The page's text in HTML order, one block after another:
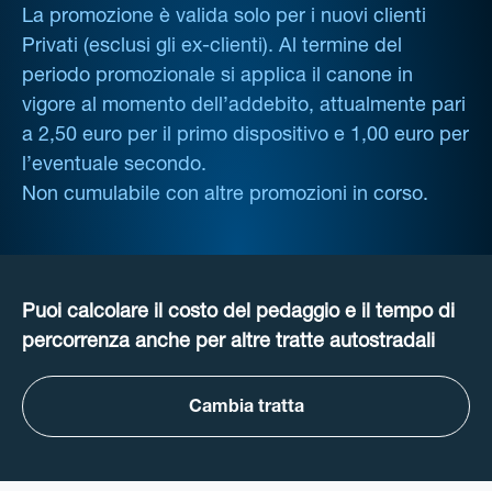
La promozione è valida solo per i nuovi clienti
Privati (esclusi gli ex-clienti). Al termine del
periodo promozionale si applica il canone in
vigore al momento dell’addebito, attualmente pari
a 2,50 euro per il primo dispositivo e 1,00 euro per
l’eventuale secondo.
Non cumulabile con altre promozioni in corso.
Puoi calcolare il costo del pedaggio e il tempo di
percorrenza anche per altre tratte autostradali
Cambia tratta